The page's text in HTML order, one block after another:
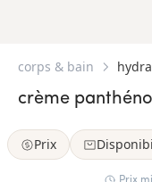
corps & bain
crème
Prix